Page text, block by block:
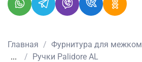
Главная
Фурнитура для
...
Ручки Palidore AL